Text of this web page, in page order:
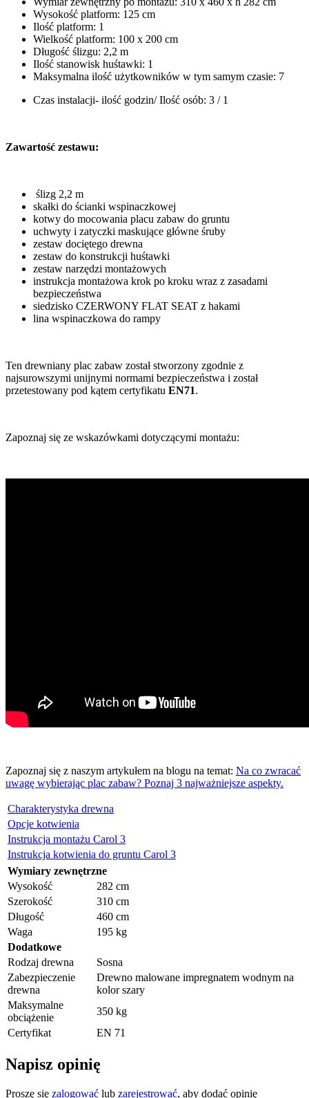
Wysokość platform: 125 cm
Ilość platform: 1
Wielkość platform: 100 x 200 cm
Długość ślizgu: 2,2 m
Ilość stanowisk huśtawki: 1
Maksymalna ilość użytkowników w tym samym czasie: 7
Czas instalacji- ilość godzin/ Ilość osób: 3 / 1
Zawartość zestawu:
ślizg 2,2 m
skałki do ścianki wspinaczkowej
kotwy do mocowania placu zabaw do gruntu
uchwyty i zatyczki maskujące główne śruby
zestaw dociętego drewna
zestaw do konstrukcji huśtawki
zestaw narzędzi montażowych
instrukcja montażowa krok po kroku wraz z zasadami
bezpieczeństwa
siedzisko CZERWONY FLAT SEAT z hakami
lina wspinaczkowa do rampy
Ten drewniany plac zabaw został stworzony zgodnie z
najsurowszymi unijnymi normami bezpieczeństwa i został
przetestowany pod kątem certyfikatu EN71.
Zapoznaj się ze wskazówkami dotyczącymi montażu:
Zapoznaj się z naszym artykułem na blogu na temat: Na co zwracać
uwagę wybierając plac zabaw? Poznaj 3 najważniejsze aspekty.
Charakterystyka drewna
Opcje kotwienia
Instrukcja montażu Carol 3
Instrukcja kotwienia do gruntu Carol 3
Wymiary zewnętrzne
Wysokość
282 cm
Szerokość
310 cm
Długość
460 cm
Waga
195 kg
Dodatkowe
Rodzaj drewna
Sosna
Zabezpieczenie
drewna
Drewno malowane impregnatem wodnym na
kolor szary
Maksymalne
obciążenie
350 kg
Certyfikat
EN 71
Napisz opinię
Proszę się zalogować lub zarejestrować, aby dodać opinię